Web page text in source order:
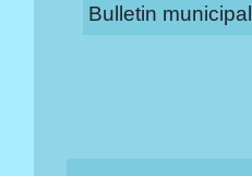
Bulletin municipal